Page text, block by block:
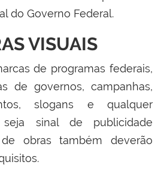
do Governo Federal.
VISUAIS
de programas federais,
de governos, campanhas,
slogans e qualquer
sinal de publicidade
obras também deverão